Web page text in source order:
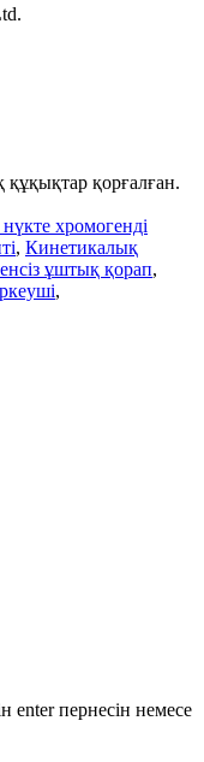
қорғалған.
хромогенді
, Кинетикалық
ұштық қорап,
,
enter пернесін немесе